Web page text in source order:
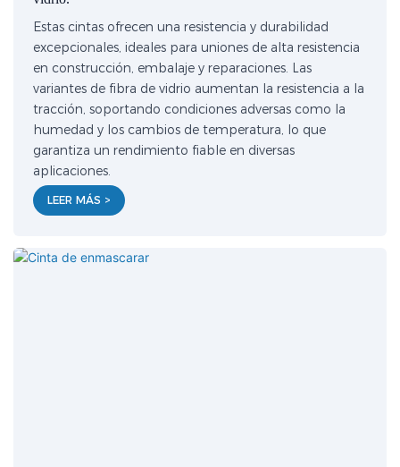
Estas cintas ofrecen una resistencia y durabilidad
excepcionales, ideales para uniones de alta resistencia
en construcción, embalaje y reparaciones. Las
variantes de fibra de vidrio aumentan la resistencia a la
tracción, soportando condiciones adversas como la
humedad y los cambios de temperatura, lo que
garantiza un rendimiento fiable en diversas
aplicaciones.
LEER MÁS >